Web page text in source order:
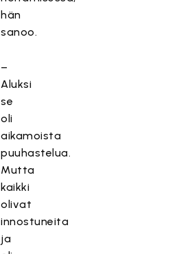
hän
sanoo.
–
Aluksi
se
oli
aikamoista
puuhastelua.
Mutta
kaikki
olivat
innostuneita
ja